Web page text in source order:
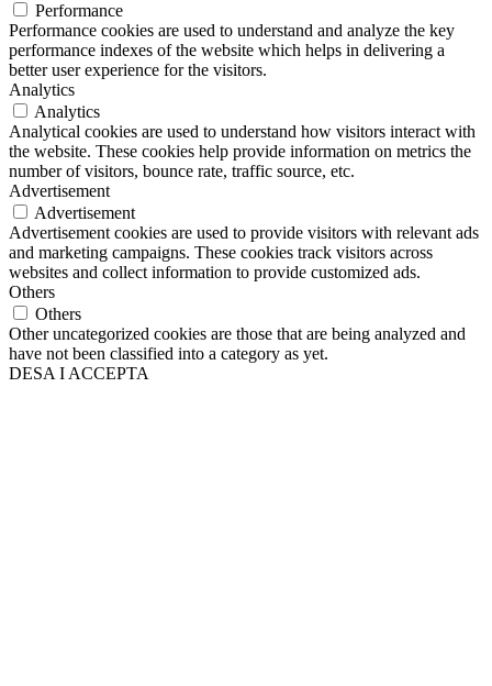
Performance
Performance cookies are used to understand and analyze the key
performance indexes of the website which helps in delivering a
better user experience for the visitors.
Analytics
Analytics
Analytical cookies are used to understand how visitors interact with
the website. These cookies help provide information on metrics the
number of visitors, bounce rate, traffic source, etc.
Advertisement
Advertisement
Advertisement cookies are used to provide visitors with relevant ads
and marketing campaigns. These cookies track visitors across
websites and collect information to provide customized ads.
Others
Others
Other uncategorized cookies are those that are being analyzed and
have not been classified into a category as yet.
DESA I ACCEPTA